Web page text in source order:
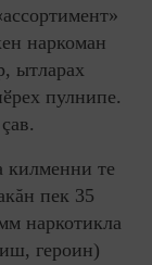
наркоман
ытларах
пулнипе.
килменни те
пек 35
наркотикла
героин)